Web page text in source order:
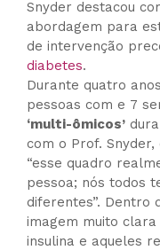
Snyder destacou
abordagem para
de intervenção
diabetes.
Durante quatro
pessoas com e 7
‘multi-ômicos’
com o Prof.
“esse quadro
pessoa; nós todos
diferentes”. Dentro
imagem muito
insulina e aqueles